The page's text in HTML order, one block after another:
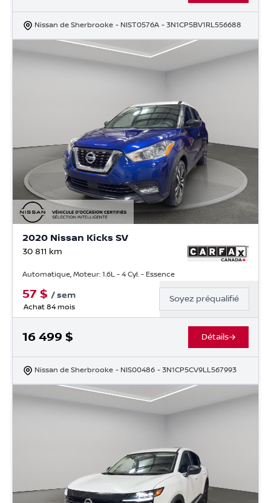
Nissan de Sherbrooke - NIST0576A - 3N1CP5BV1RL556688
2020 Nissan Kicks SV
30 811 km
Automatique, Moteur: 1.6L - 4 Cyl. - Essence
57 $ /sem
Achat 84 mois
Soyez préqualifié
16 499 $ Détails
Nissan de Sherbrooke - NIS00486 - 3N1CP5CV9LL567993